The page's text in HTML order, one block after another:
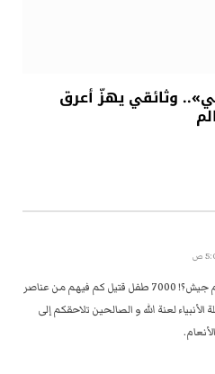
وثائقي يهزّ أعرق
مجرمون يعتقدون أن لهم جيش؟! 7000 طفل قتيل كم فيهم من عناصر
لعنة الله و الصالحين تلاحقكم إلى